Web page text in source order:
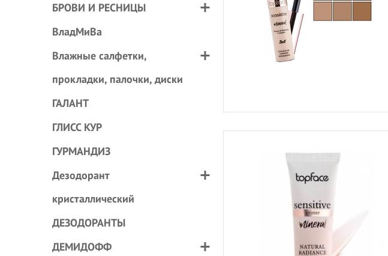
БРОВИ И РЕСНИЦЫ
ВладМиВа
Влажные салфетки,
прокладки, палочки, диски
ГАЛАНТ
ГЛИСС КУР
ГУРМАНДИЗ
Дезодорант
кристаллический
ДЕЗОДОРАНТЫ
ДЕМИДОФФ